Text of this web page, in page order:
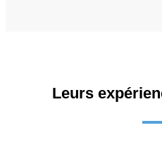
Leurs